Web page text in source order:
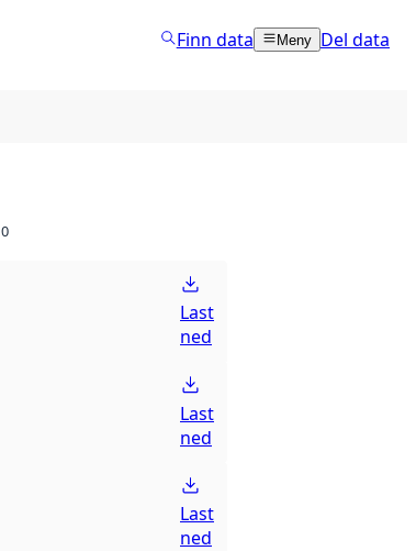
Finn data Meny Del data
0
Last
ned
Last
ned
Last
ned